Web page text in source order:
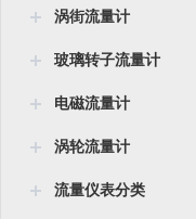
涡街流量计
玻璃转子流量计
电磁流量计
涡轮流量计
流量仪表分类